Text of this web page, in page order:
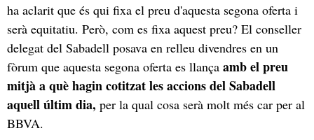
ha aclarit que és qui fixa el preu d'aquesta segona oferta i
serà equitatiu. Però, com es fixa aquest preu? El conseller
delegat del Sabadell posava en relleu divendres en un
fòrum que aquesta segona oferta es llança amb el preu
mitjà a què hagin cotitzat les accions del Sabadell
aquell últim dia, per la qual cosa serà molt més car per al
BBVA.